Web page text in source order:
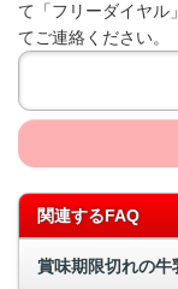
て「フリーダイヤル
てご連絡ください。
関連するFAQ
賞味期限切れの牛